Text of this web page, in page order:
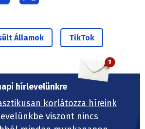
Államok TikTok
hírlevelünkre
korlátozza híreink
viszont nincs